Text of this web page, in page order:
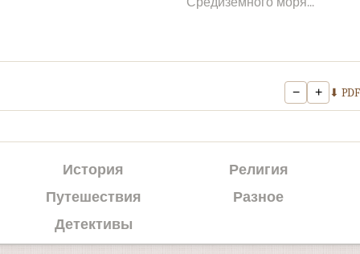
− + ⬇ PDF
История
Религия
Путешествия
Разное
Детективы